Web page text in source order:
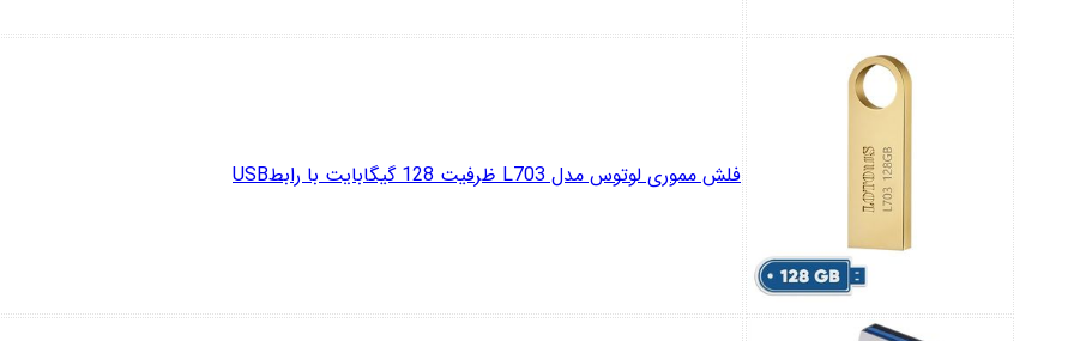
فلش مموری لوتوس مدل L703 ظرفیت 128 گیگابایت با رابطUSB